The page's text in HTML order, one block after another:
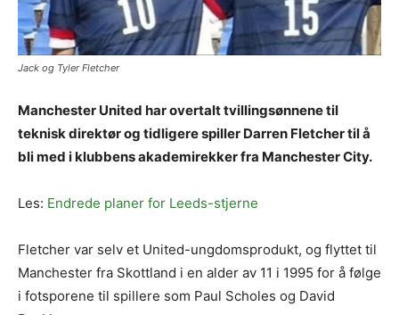
Jack og Tyler Fletcher
Manchester United har overtalt tvillingsønnene til
teknisk direktør og tidligere spiller Darren Fletcher til å
bli med i klubbens akademirekker fra Manchester City.
Les: Endrede planer for Leeds-stjerne
Fletcher var selv et United-ungdomsprodukt, og flyttet til
Manchester fra Skottland i en alder av 11 i 1995 for å følge
i fotsporene til spillere som Paul Scholes og David